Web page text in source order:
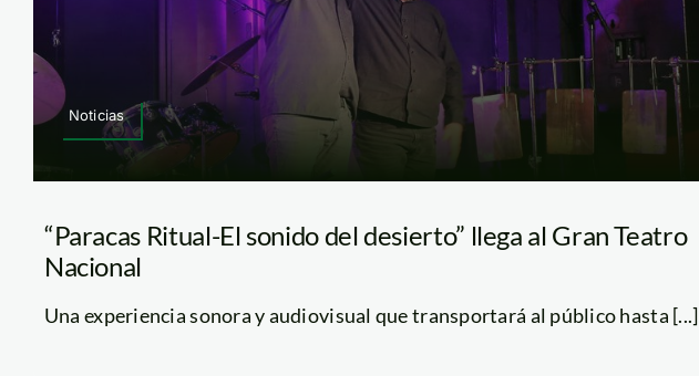
Noticias
“Paracas Ritual-El sonido del desierto” llega al Gran Teatro
Nacional
Una experiencia sonora y audiovisual que transportará al público hasta [...]